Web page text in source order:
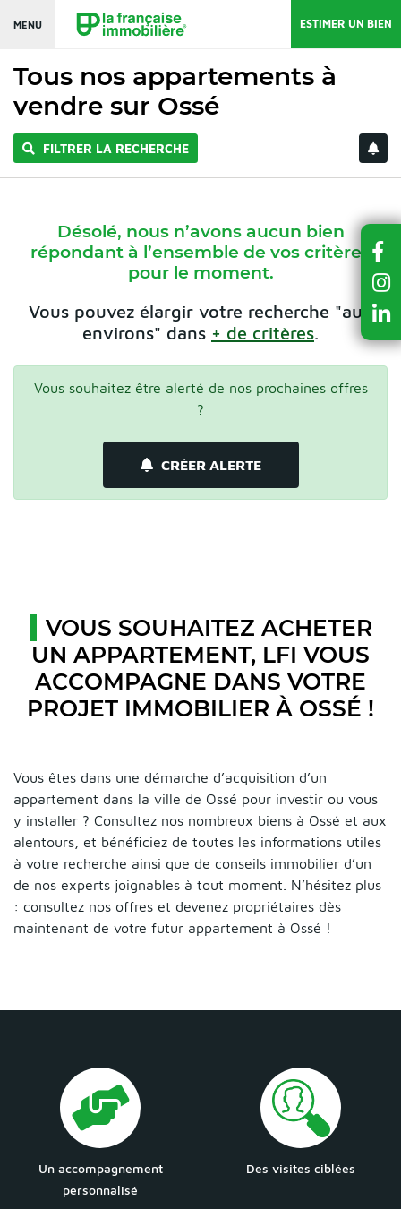
MENU ESTIMER UN BIEN
Tous nos appartements à
vendre sur Ossé
FILTRER LA RECHERCHE
Désolé, nous n’avons aucun bien
répondant à l’ensemble de vos critères
pour le moment.
Vous pouvez élargir votre recherche "aux
environs" dans + de critères.
Vous souhaitez être alerté de nos prochaines offres
?
CRÉER ALERTE
VOUS SOUHAITEZ ACHETER
UN APPARTEMENT, LFI VOUS
ACCOMPAGNE DANS VOTRE
PROJET IMMOBILIER À OSSÉ !
Vous êtes dans une démarche d’acquisition d’un
appartement dans la ville de Ossé pour investir ou vous
y installer ? Consultez nos nombreux biens à Ossé et aux
alentours, et bénéficiez de toutes les informations utiles
à votre recherche ainsi que de conseils immobilier d’un
de nos experts joignables à tout moment. N’hésitez plus
: consultez nos offres et devenez propriétaires dès
maintenant de votre futur appartement à Ossé !
Un accompagnement
personnalisé
Des visites ciblées